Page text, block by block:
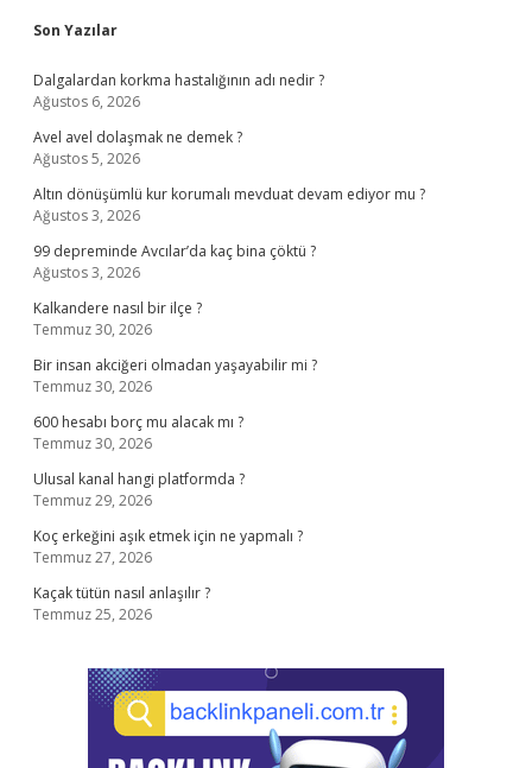
Sidebar
Son Yazılar
Dalgalardan korkma hastalığının adı nedir ?
Ağustos 6, 2026
Avel avel dolaşmak ne demek ?
Ağustos 5, 2026
Altın dönüşümlü kur korumalı mevduat devam ediyor mu ?
Ağustos 3, 2026
99 depreminde Avcılar’da kaç bina çöktü ?
Ağustos 3, 2026
Kalkandere nasıl bir ilçe ?
Temmuz 30, 2026
Bir insan akciğeri olmadan yaşayabilir mi ?
Temmuz 30, 2026
600 hesabı borç mu alacak mı ?
Temmuz 30, 2026
Ulusal kanal hangi platformda ?
Temmuz 29, 2026
Koç erkeğini aşık etmek için ne yapmalı ?
Temmuz 27, 2026
Kaçak tütün nasıl anlaşılır ?
Temmuz 25, 2026